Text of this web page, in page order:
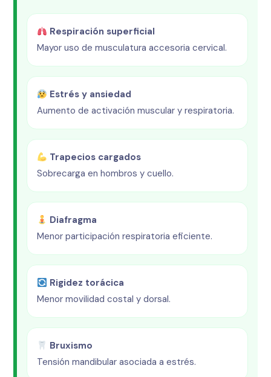
Respiración superficial
Mayor uso de musculatura accesoria cervical.
Estrés y ansiedad
Aumento de activación muscular y respiratoria.
Trapecios cargados
Sobrecarga en hombros y cuello.
Diafragma
Menor participación respiratoria eficiente.
Rigidez torácica
Menor movilidad costal y dorsal.
Bruxismo
Tensión mandibular asociada a estrés.